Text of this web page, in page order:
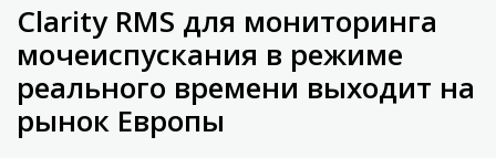
Clarity RMS для мониторинга
мочеиспускания в режиме
реального времени выходит на
рынок Европы